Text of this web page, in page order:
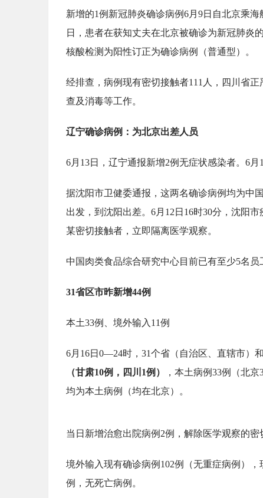
新增的1例新冠肺炎确诊病例6月9日自北京乘
日，患者在获知丈夫在北京被确诊为新冠肺炎
核酸检测为阳性订正为确诊病例（普通型）。
经排查，病例现有密切接触者111人，四川省
查及消毒等工作。
辽宁确诊病例：为北京出差人员
6月13日，辽宁通报新增2例无症状感染者。6
据沈阳市卫健委通报，这两名确诊病例均为中
出发，到沈阳出差。6月12日16时30分，沈阳
某密切接触者，立即隔离医学观察。
中国肉类食品综合研究中心目前已有至少5名员
31省区市昨新增44例
本土33例、境外输入11例
6月16日0—24时，31个省（自治区、直辖市）
（甘肃10例，四川1例）
，本土病例33例（北
均为本土病例（均在北京）。
当日新增治愈出院病例2例，解除医学观察的密
境外输入现有确诊病例102例（无重症病例）
例，无死亡病例。